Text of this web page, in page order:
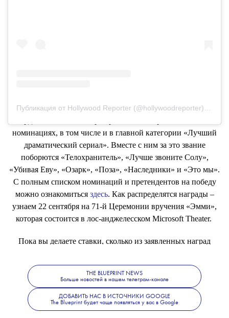
Публикация от Hollywood Reporter (@hollywoodreporter)16
Объявлен список номинантов на премию «Эмми»-2019.
номинациях, в том числе и в главной категории «Лучший
драматический сериал». Вместе с ним за это звание
поборются «Телохранитель», «Лучше звоните Солу»,
«Убивая Еву», «Озарк», «Поза», «Наследники» и «Это мы».
С полным списком номинаций и претендентов на победу
можно ознакомиться здесь. Как распределятся награды –
узнаем 22 сентября на 71-й Церемонии вручения «Эмми»,
которая состоится в лос-анджелесском Microsoft Theater.
Пока вы делаете ставки, сколько из заявленных наград
главное о культовом сериале, прочитав нашалфавит
THE BLUEPRINT NEWS
Больше новостей в нашем телеграм-канале
ДОБАВИТЬ НАС В ИСТОЧНИКИ GOOGLE
The Blueprint будет чаще появляться у вас в Google